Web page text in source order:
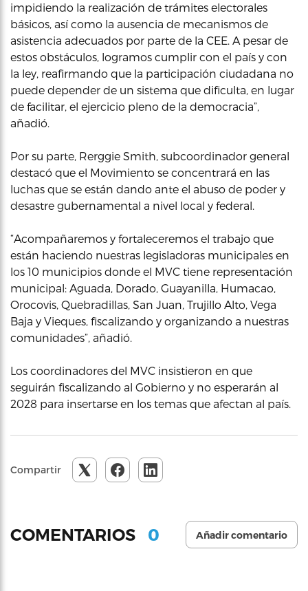
impidiendo la realización de trámites electorales
básicos, así como la ausencia de mecanismos de
asistencia adecuados por parte de la CEE. A pesar de
estos obstáculos, logramos cumplir con el país y con
la ley, reafirmando que la participación ciudadana no
puede depender de un sistema que dificulta, en lugar
de facilitar, el ejercicio pleno de la democracia”,
añadió.
Por su parte, Rerggie Smith, subcoordinador general
destacó que el Movimiento se concentrará en las
luchas que se están dando ante el abuso de poder y
desastre gubernamental a nivel local y federal.
“Acompañaremos y fortaleceremos el trabajo que
están haciendo nuestras legisladoras municipales en
los 10 municipios donde el MVC tiene representación
municipal: Aguada, Dorado, Guayanilla, Humacao,
Orocovis, Quebradillas, San Juan, Trujillo Alto, Vega
Baja y Vieques, fiscalizando y organizando a nuestras
comunidades”, añadió.
Los coordinadores del MVC insistieron en que
seguirán fiscalizando al Gobierno y no esperarán al
2028 para insertarse en los temas que afectan al país.
Compartir
COMENTARIOS 0 Añadir comentario